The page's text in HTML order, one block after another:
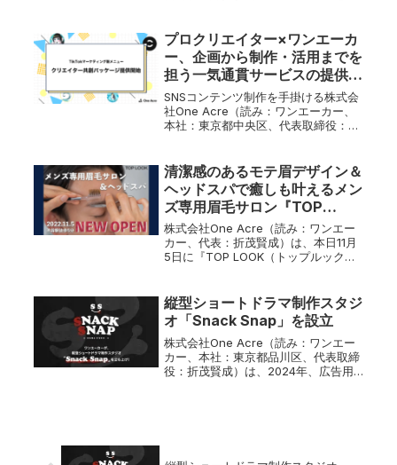
しましたことをお知らせします。TOP
LOOKは東京都...
プロクリエイター×ワンエーカ
ー、企画から制作・活用までを
担う一気通貫サービスの提供を
開始
SNSコンテンツ制作を手掛ける株式会
社One Acre（読み：ワンエーカー、
本社：東京都中央区、代表取締役：折
接結びつけるクリエイター共創パッケ
ージサービスの提供を開始しま...
清潔感のあるモテ眉デザイン＆
ヘッドスパで癒しも叶えるメン
ズ専用眉毛サロン『TOP
LOOK』渋谷に本日11/5
NEWOPEN
株式会社One Acre（読み：ワンエー
カー、代表：折茂賢成）は、本日11月
5日に『TOP LOOK（トップルック）
とをお知らせします。本日から11月30
日まで、オープンキャ...
縦型ショートドラマ制作スタジ
オ「Snack Snap」を設立
株式会社One Acre（読み：ワンエー
カー、本社：東京都品川区、代表取締
役：折茂賢成）は、2024年、広告用